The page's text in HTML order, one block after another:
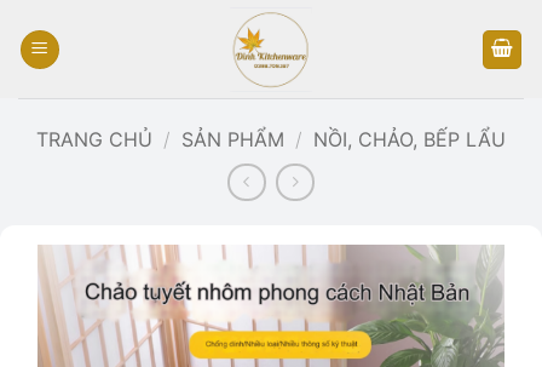
qua
dung
TRANG CHỦ / SẢN PHẨM / NỒI, CHẢO, BẾP LẨU